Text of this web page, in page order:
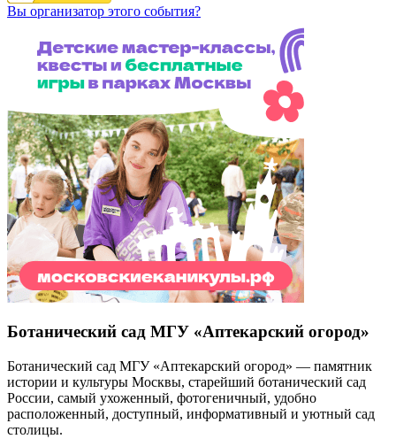
Вы организатор этого события?
Ботанический сад МГУ «Аптекарский огород»
Ботанический сад МГУ «Аптекарский огород» — памятник
истории и культуры Москвы, старейший ботанический сад
России, самый ухоженный, фотогеничный, удобно
расположенный, доступный, информативный и уютный сад
столицы.